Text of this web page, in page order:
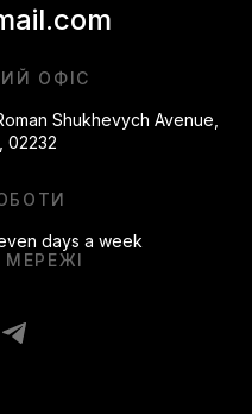
ОФІС
Shukhevych Avenue,
02232
МЕРЕЖІ
days a week